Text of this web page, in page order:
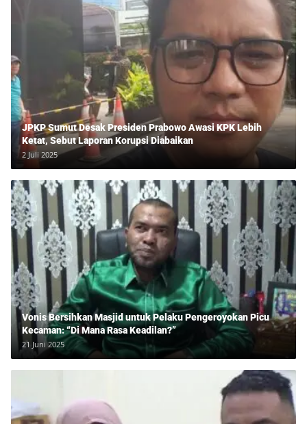
JPKP Sumut Desak Presiden Prabowo Awasi KPK Lebih
Ketat, Sebut Laporan Korupsi Diabaikan
2 Juli 2025
Vonis Bersihkan Masjid untuk Pelaku Pengeroyokan Picu
Kecaman: “Di Mana Rasa Keadilan?”
21 Juni 2025